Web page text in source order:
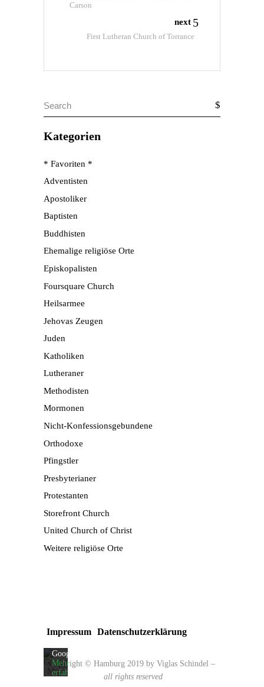
Carson
next
First Lutheran Church of Torrance
Search
Kategorien
* Favoriten *
Adventisten
Apostoliker
Baptisten
Buddhisten
Ehemalige religiöse Orte
Episkopalisten
Foursquare Church
Heilsarmee
Jehovas Zeugen
Juden
Katholiken
Lutheraner
Methodisten
Mormonen
Nicht-Konfessionsgebundene
Orthodoxe
Pfingstler
Presbyterianer
Protestanten
Storefront Church
United Church of Christ
Weitere religiöse Orte
Impressum Datenschutzerklärung
Datenschutzerklärung
Google.
Mehr
erfahren
Copyright © Hamburg 2019 by Viglas Schindel –
all rights reserved